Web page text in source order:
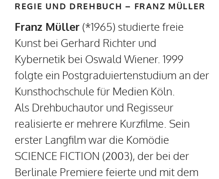
REGIE UND DREHBUCH – FRANZ MÜLLER
Franz Müller (*1965) studierte freie
Kunst bei Gerhard Richter und
Kybernetik bei Oswald Wiener. 1999
folgte ein Postgraduiertenstudium an der
Kunsthochschule für Medien Köln.
Als Drehbuchautor und Regisseur
realisierte er mehrere Kurzfilme. Sein
erster Langfilm war die Komödie
SCIENCE FICTION (2003), der bei der
Berlinale Premiere feierte und mit dem